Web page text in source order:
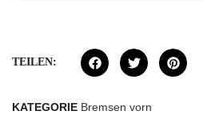
TEILEN:
KATEGORIE Bremsen vorn